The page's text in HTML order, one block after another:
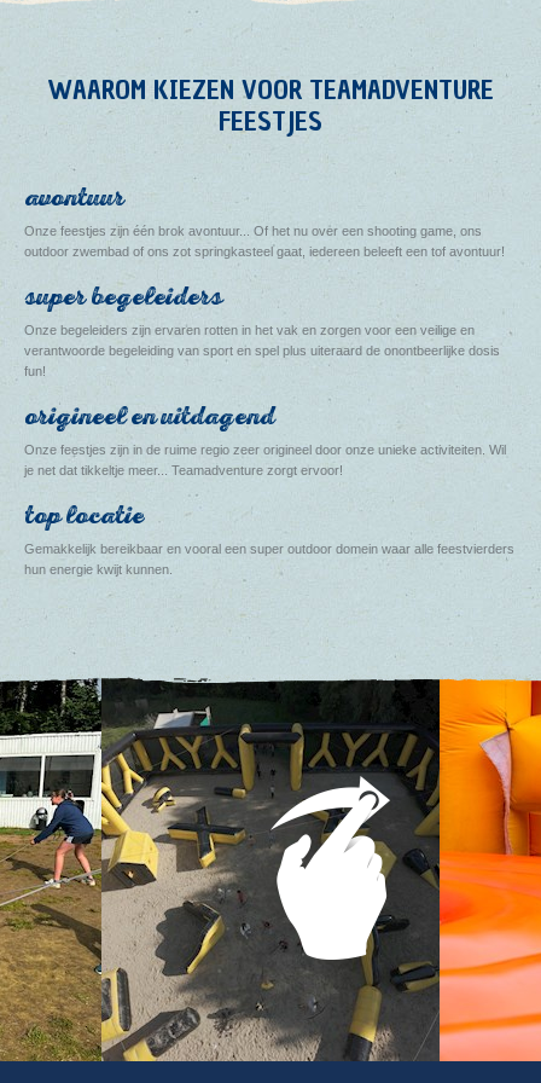
WAAROM KIEZEN VOOR TEAMADVENTURE
FEESTJES
avontuur
Onze feestjes zijn één brok avontuur... Of het nu over een shooting game, ons
outdoor zwembad of ons zot springkasteel gaat, iedereen beleeft een tof avontuur!
super begeleiders
Onze begeleiders zijn ervaren rotten in het vak en zorgen voor een veilige en
verantwoorde begeleiding van sport en spel plus uiteraard de onontbeerlijke dosis
fun!
origineel en uitdagend
Onze feestjes zijn in de ruime regio zeer origineel door onze unieke activiteiten. Wil
je net dat tikkeltje meer... Teamadventure zorgt ervoor!
top locatie
Gemakkelijk bereikbaar en vooral een super outdoor domein waar alle feestvierders
hun energie kwijt kunnen.